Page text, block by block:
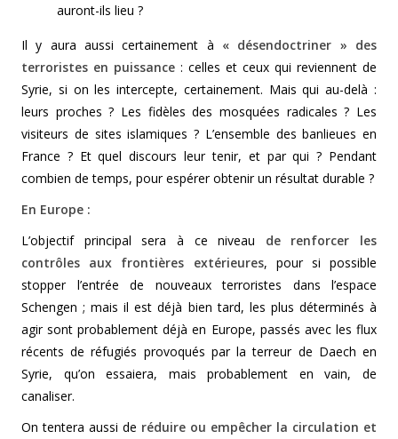
auront-ils lieu ?
Il y aura aussi certainement à « désendoctriner » des
terroristes en puissance : celles et ceux qui reviennent de
Syrie, si on les intercepte, certainement. Mais qui au-delà :
leurs proches ? Les fidèles des mosquées radicales ? Les
visiteurs de sites islamiques ? L’ensemble des banlieues en
France ? Et quel discours leur tenir, et par qui ? Pendant
combien de temps, pour espérer obtenir un résultat durable ?
En Europe :
L’objectif principal sera à ce niveau de renforcer les
contrôles aux frontières extérieures, pour si possible
stopper l’entrée de nouveaux terroristes dans l’espace
Schengen ; mais il est déjà bien tard, les plus déterminés à
agir sont probablement déjà en Europe, passés avec les flux
récents de réfugiés provoqués par la terreur de Daech en
Syrie, qu’on essaiera, mais probablement en vain, de
canaliser.
On tentera aussi de réduire ou empêcher la circulation et